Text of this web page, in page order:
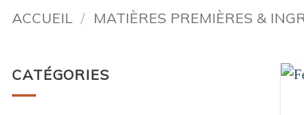
ACCUEIL / MATIÈRES PREMIÈRES &
CATÉGORIES